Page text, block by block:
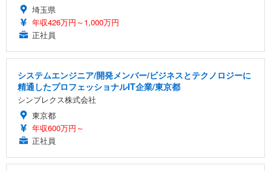
埼玉県
年収426万円～1,000万円
正社員
システムエンジニア/開発メンバー/ビジネスとテクノロジーに
精通したプロフェッショナルIT企業/東京都
シンプレクス株式会社
東京都
年収600万円～
正社員